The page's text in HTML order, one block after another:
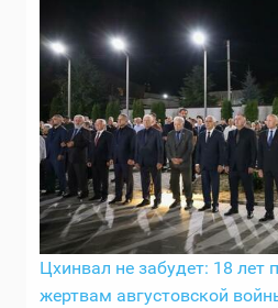
Цхинвал не забудет: 18 лет
жертвам августовской